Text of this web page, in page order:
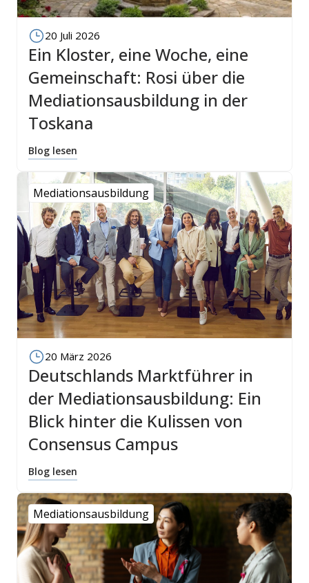
20 Juli 2026
Ein Kloster, eine Woche, eine
Gemeinschaft: Rosi über die
Mediationsausbildung in der
Toskana
Blog lesen
Mediationsausbildung
20 März 2026
Deutschlands Marktführer in
der Mediationsausbildung: Ein
Blick hinter die Kulissen von
Consensus Campus
Blog lesen
Mediationsausbildung